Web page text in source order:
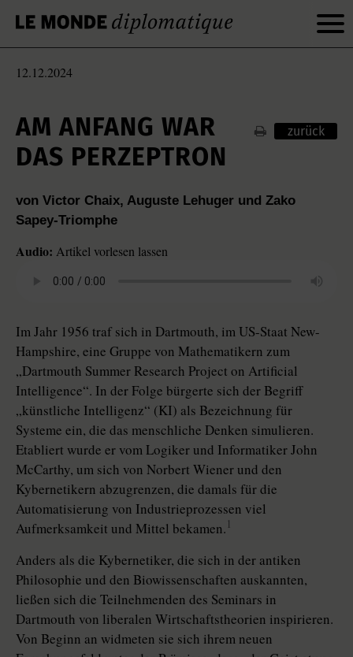
12.12.2024
AM ANFANG WAR
DAS PERZEPTRON
zurück
von Victor Chaix, Auguste Lehuger und Zako
Sapey-Triomphe
Audio: Artikel vorlesen lassen
Im Jahr 1956 traf sich in Dartmouth, im US-Staat New-
Hampshire, eine Gruppe von Mathematikern zum
„Dartmouth Summer Research Project on Artificial
Intelligence“. In der Folge bürgerte sich der Begriff
„künstliche Intelligenz“ (KI) als Bezeichnung für
Systeme ein, die das menschliche Denken simulieren.
Etabliert wurde er vom Logiker und Informatiker John
McCarthy, um sich von Norbert Wiener und den
Kybernetikern abzugrenzen, die damals für die
Automatisierung von Industrieprozessen viel
Aufmerksamkeit und Mittel bekamen. 1
Anders als die Kybernetiker, die sich in der antiken
Philosophie und den Biowissenschaften auskannten,
ließen sich die Teilnehmenden des Seminars in
Dartmouth von liberalen Wirtschaftstheorien inspirieren.
Von Beginn an widmeten sie sich ihrem neuen